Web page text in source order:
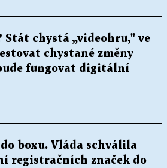
Stát chystá „videohru," ve
chystané změny
fungovat digitální
do boxu. Vláda schválila
registračních značek do